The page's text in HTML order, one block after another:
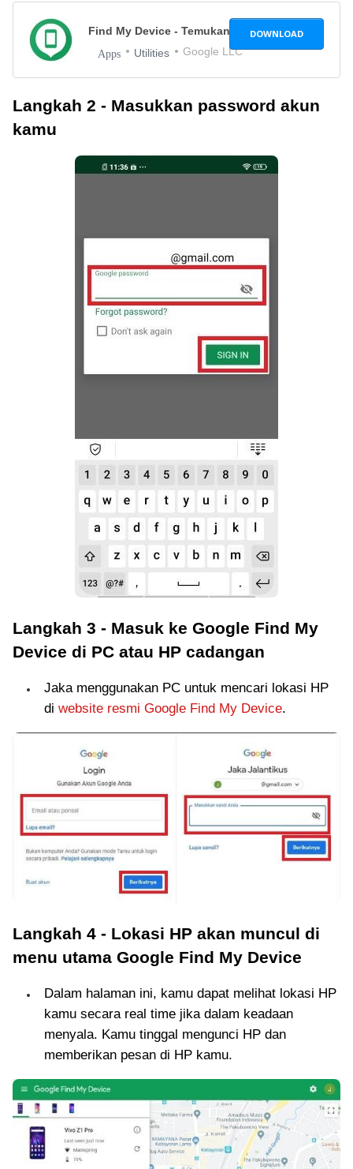
Find My Device - Temukan HP Hilang2.4.026-1
Apps Utilities Google LLC
DOWNLOAD
Langkah 2 - Masukkan password akun
kamu
Langkah 3 - Masuk ke Google Find My
Device di PC atau HP cadangan
Jaka menggunakan PC untuk mencari lokasi HP
di website resmi Google Find My Device.
Langkah 4 - Lokasi HP akan muncul di
menu utama Google Find My Device
Dalam halaman ini, kamu dapat melihat lokasi HP
kamu secara real time jika dalam keadaan
menyala. Kamu tinggal mengunci HP dan
memberikan pesan di HP kamu.